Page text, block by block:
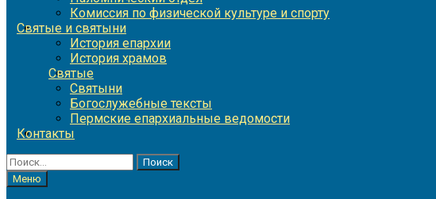
Комиссия по физической культуре и спорту
Святые и святыни
История епархии
История храмов
Святые
Святыни
Богослужебные тексты
Пермские епархиальные ведомости
Контакты
Найти:
Меню